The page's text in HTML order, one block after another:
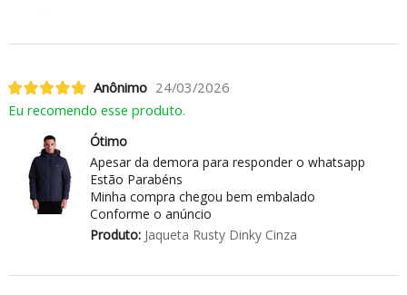
Anônimo 24/03/2026
Eu recomendo esse produto.
Ótimo
Apesar da demora para responder o whatsapp
Estão Parabéns
Minha compra chegou bem embalado
Conforme o anúncio
Produto:Jaqueta Rusty Dinky Cinza